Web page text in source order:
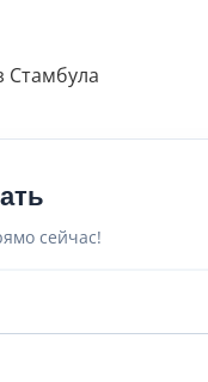
Стамбула
сейчас!